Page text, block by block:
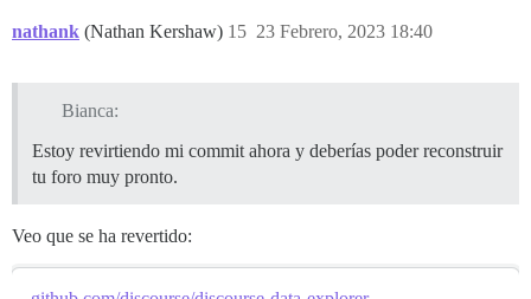
nathank (Nathan Kershaw) 23 Febrero, 2023 18:40
15
Bianca:
Estoy revirtiendo mi commit ahora y deberías poder reconstruir
tu foro muy pronto.
Veo que se ha revertido: